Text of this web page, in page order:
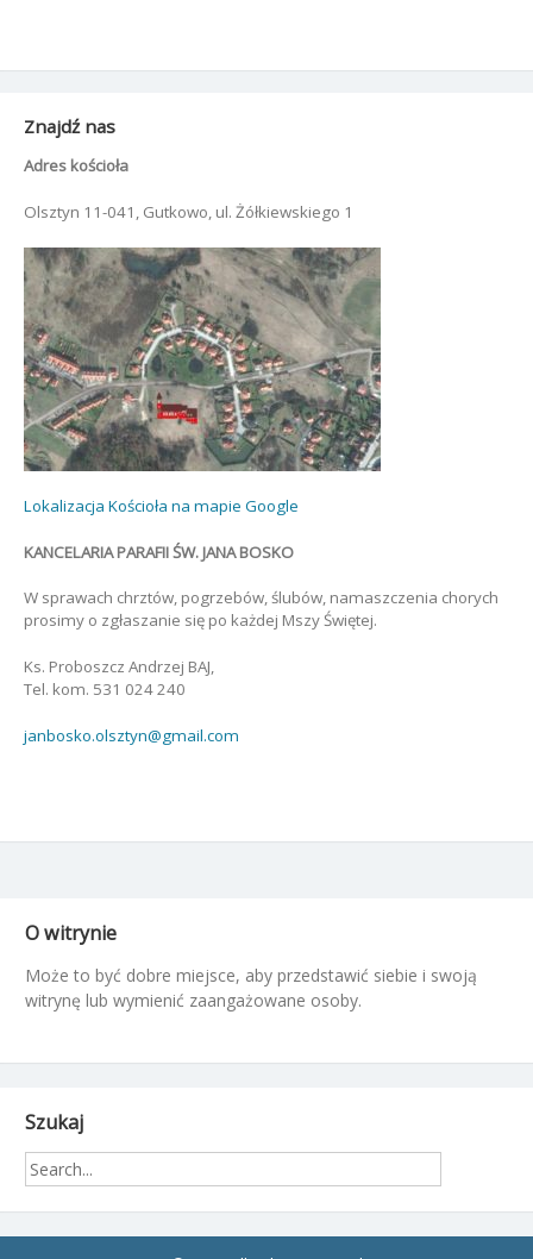
Znajdź nas
Adres kościoła
Olsztyn 11-041, Gutkowo, ul. Żółkiewskiego 1
Lokalizacja Kościoła na mapie Google
KANCELARIA PARAFII ŚW. JANA BOSKO
W sprawach chrztów, pogrzebów, ślubów, namaszczenia chorych
prosimy o zgłaszanie się po każdej Mszy Świętej.
Ks. Proboszcz Andrzej BAJ,
Tel. kom. 531 024 240
janbosko.olsztyn@gmail.com
O witrynie
Może to być dobre miejsce, aby przedstawić siebie i swoją
witrynę lub wymienić zaangażowane osoby.
Szukaj